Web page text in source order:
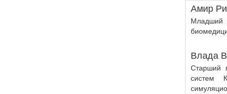
Амир
Младший
Влада
Старший
систем